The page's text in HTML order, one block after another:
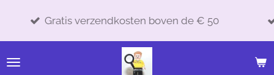
de
verzendkosten boven de € 50